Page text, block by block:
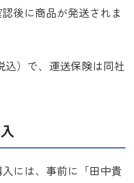
後に商品が発送されま
込）で、運送保険は同社
には、事前に「田中貴